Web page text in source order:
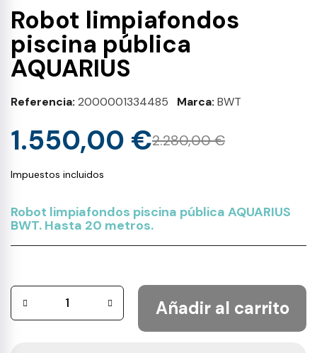
Robot limpiafondos
piscina pública
AQUARIUS
Referencia 2000001334485 Marca BWT
2.280,00 €
1.550,00 €
Impuestos incluidos
Robot limpiafondos piscina pública AQUARIUS
BWT. Hasta 20 metros.
Añadir al carrito